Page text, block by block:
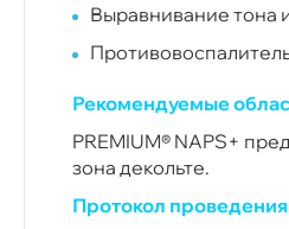
Выравнивание тона
Рекомендуемые
PREMIUM® NAPS+
зона декольте.
Протокол